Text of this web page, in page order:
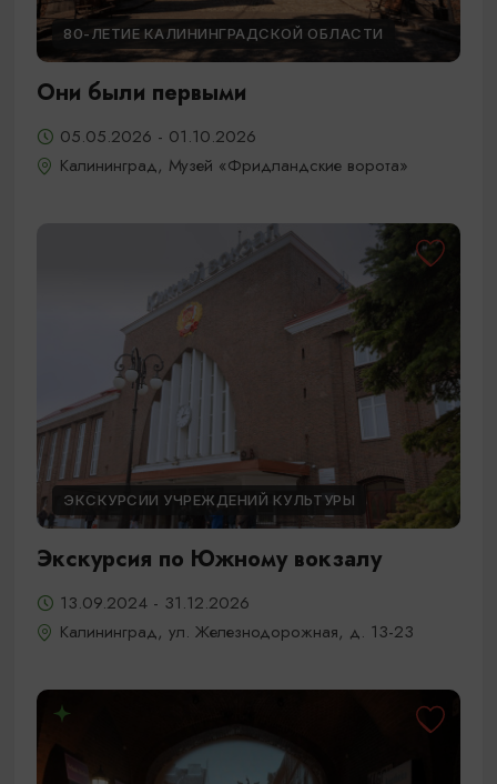
80-ЛЕТИЕ КАЛИНИНГРАДСКОЙ ОБЛАСТИ
Они были первыми
05.05.2026 - 01.10.2026
Калининград, Музей «Фридландские ворота»
ЭКСКУРСИИ УЧРЕЖДЕНИЙ КУЛЬТУРЫ
Экскурсия по Южному вокзалу
13.09.2024 - 31.12.2026
Калининград, ул. Железнодорожная, д. 13-23